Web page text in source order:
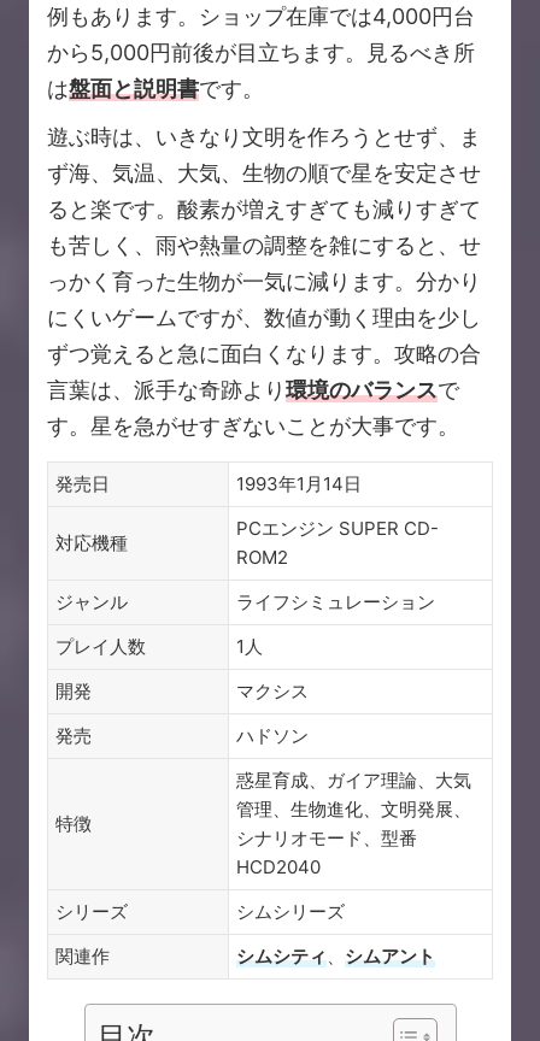
例もあります。ショップ在庫では4,000円台
から5,000円前後が目立ちます。見るべき所
は盤面と説明書です。
遊ぶ時は、いきなり文明を作ろうとせず、ま
ず海、気温、大気、生物の順で星を安定させ
ると楽です。酸素が増えすぎても減りすぎて
も苦しく、雨や熱量の調整を雑にすると、せ
っかく育った生物が一気に減ります。分かり
にくいゲームですが、数値が動く理由を少し
ずつ覚えると急に面白くなります。攻略の合
言葉は、派手な奇跡より環境のバランスで
す。星を急がせすぎないことが大事です。
発売日 1993年1月14日
対応機種
PCエンジン SUPER CD-
ROM2
ジャンル
ライフシミュレーション
プレイ人数
1人
開発
マクシス
発売
ハドソン
特徴
惑星育成、ガイア理論、大気
管理、生物進化、文明発展、
シナリオモード、型番
HCD2040
シリーズ
シムシリーズ
関連作
シムシティ、 シムアント